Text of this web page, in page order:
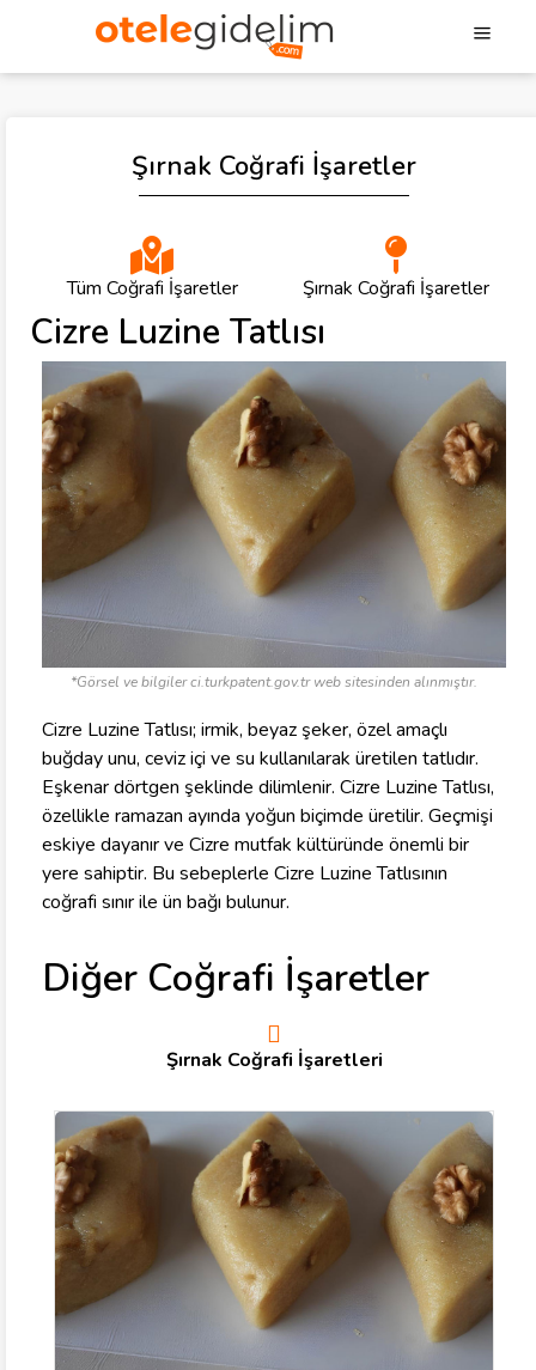
Şırnak Coğrafi İşaretler
Tüm Coğrafi İşaretler Şırnak Coğrafi İşaretler
Cizre Luzine Tatlısı
*Görsel ve bilgiler ci.turkpatent.gov.tr web sitesinden alınmıştır.
Cizre Luzine Tatlısı; irmik, beyaz şeker, özel amaçlı
buğday unu, ceviz içi ve su kullanılarak üretilen tatlıdır.
Eşkenar dörtgen şeklinde dilimlenir. Cizre Luzine Tatlısı,
özellikle ramazan ayında yoğun biçimde üretilir. Geçmişi
eskiye dayanır ve Cizre mutfak kültüründe önemli bir
yere sahiptir. Bu sebeplerle Cizre Luzine Tatlısının
coğrafi sınır ile ün bağı bulunur.
Diğer Coğrafi İşaretler
Şırnak Coğrafi İşaretleri